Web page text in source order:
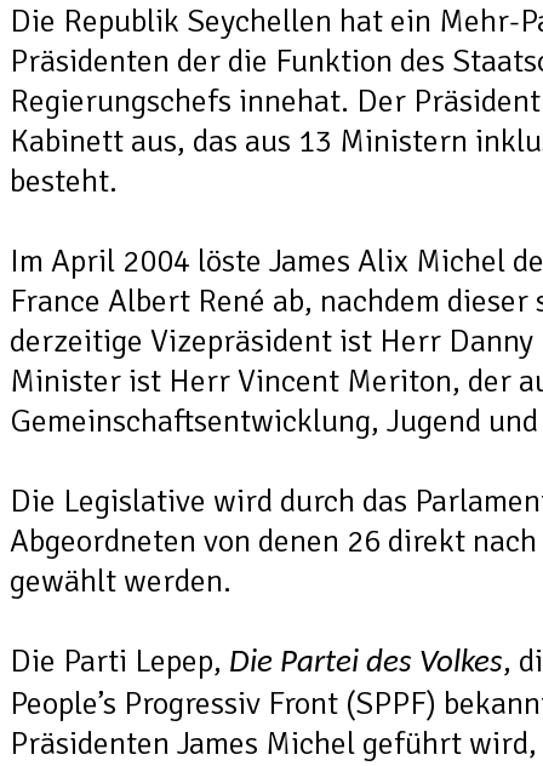
Die Republik Seychellen hat ein Mehr-
Präsidenten der die Funktion des
Regierungschefs innehat. Der
Kabinett aus, das aus 13 Ministern
besteht.
Im April 2004 löste James Alix Michel
France Albert René ab, nachdem
derzeitige Vizepräsident ist Herr
Minister ist Herr Vincent Meriton, der
Gemeinschaftsentwicklung, Jugend
Die Legislative wird durch das
Abgeordneten von denen 26 direkt
gewählt werden.
Die Parti Lepep, Die Partei des Volkes,
People’s Progressiv Front (SPPF)
Präsidenten James Michel geführt